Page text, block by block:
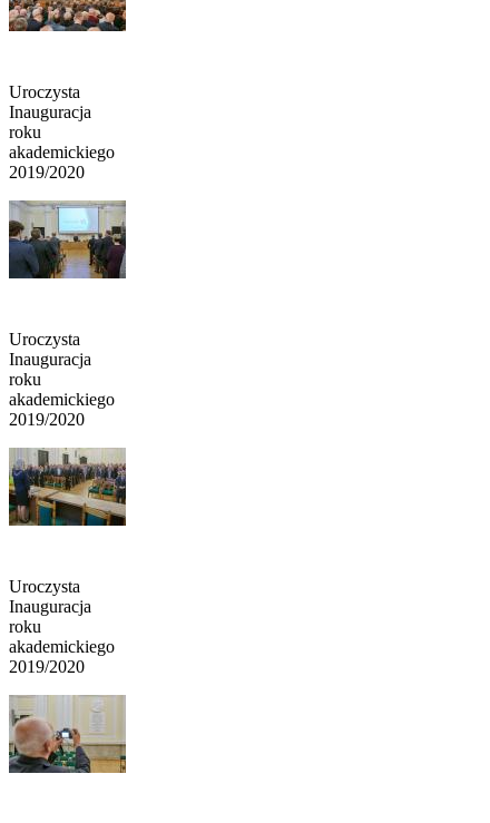
Uroczysta
Inauguracja
roku
akademickiego
2019/2020
Uroczysta
Inauguracja
roku
akademickiego
2019/2020
Uroczysta
Inauguracja
roku
akademickiego
2019/2020